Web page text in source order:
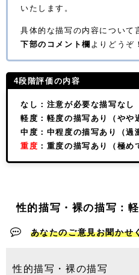
いたします。
具体的な描写の内容について
下部のコメント欄 よりどうぞ！
4段階評価の内容
なし：注意が必要な描写なし
軽度：軽度の描写あり（やや
中度：中程度の描写あり（過
重度 ：重度の描写あり（極め
性的描写・裸の描写：
あなたのご意見お聞かせ
性的描写・裸の描写